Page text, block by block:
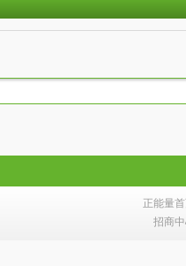
正能量
招商